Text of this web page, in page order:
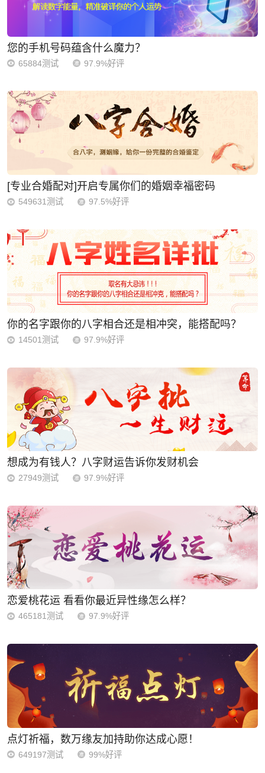
您的手机号码蕴含什么魔力？
65884测试 97.9%好评
[专业合婚配对]开启专属你们的婚姻幸福密码
549631测试 97.5%好评
你的名字跟你的八字相合还是相冲突，能搭配吗？
14501测试 97.9%好评
想成为有钱人？八字财运告诉你发财机会
27949测试 97.9%好评
恋爱桃花运 看看你最近异性缘怎么样？
465181测试 97.9%好评
点灯祈福，数万缘友加持助你达成心愿！
649197测试 99%好评